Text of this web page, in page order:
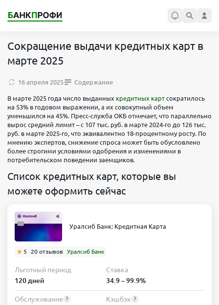
Сокращение выдачи кредитных карт в
марте 2025
16 апреля 2025 Содержание
В марте 2025 года число выданных кредитных карт сократилось
на 53% в годовом выражении, а их совокупный объем
уменьшился на 45%. Пресс-служба ОКБ отмечает, что параллельно
вырос средний лимит – с 107 тыс. руб. в марте 2024-го до 126 тыс.
руб. в марте 2025-го, что эквивалентно 18-процентному росту. По
мнению экспертов, снижение спроса может быть обусловлено
более строгими условиями одобрения и изменениями в
потребительском поведении заемщиков. ​​
Список кредитных карт, которые вы
можете оформить сейчас
Уралсиб Банк: Кредитная Карта
5 20 отзывов Уралсиб Банк
Льготный период
120 дней
Ставка
34.9 – 99.9%
Обслуживание ? Кэшбэк ?